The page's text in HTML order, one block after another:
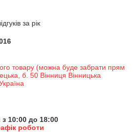
за рік
товару (можна буде забрати прям
б. 50 Вінниця Вінницька
10:00 до 18:00
роботи